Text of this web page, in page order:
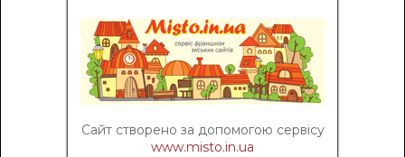
Сайт створено за допомогою сервісу
www.misto.in.ua